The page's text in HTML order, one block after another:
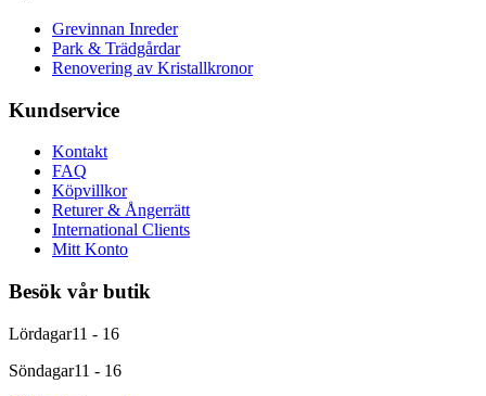
Grevinnan Inreder
Park & Trädgårdar
Renovering av Kristallkronor
Kundservice
Kontakt
FAQ
Köpvillkor
Returer & Ångerrätt
International Clients
Mitt Konto
Besök vår butik
Lördagar11 - 16
Söndagar11 - 16